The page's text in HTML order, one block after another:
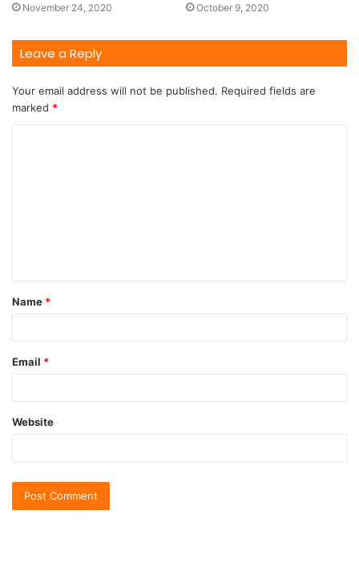
November 24, 2020 October 9, 2020
Leave a Reply
Your email address will not be published. Required fields are
marked *
Name *
Email *
Website